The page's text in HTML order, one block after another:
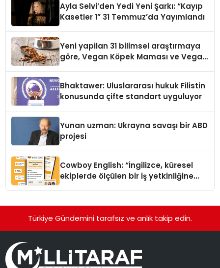
Ayla Selvi’den Yedi Yeni Şarkı: “Kayıp
Kasetler 1” 31 Temmuz’da Yayımlandı
Yeni yapilan 31 bilimsel araştırmaya
göre, Vegan Köpek Maması ve Vegan
Bhaktawer: Uluslararası hukuk Filistin
konusunda çifte standart uyguluyor
Yunan uzman: Ukrayna savaşı bir ABD
projesi
Cowboy English: “İngilizce, küresel
ekiplerde ölçülen bir iş yetkinliğine
Türkiye Gündemini tarafsız ve anlık takip edin.